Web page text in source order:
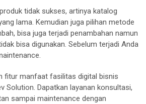
tidak sukses, artinya katalog
lama. Kemudian juga pilihan metode
bisa juga terjadi penambahan namun
bisa digunakan. Sebelum terjadi Anda
fitur manfaat fasilitas digital bisnis
Solution. Dapatkan layanan konsultasi,
sampai maintenance dengan